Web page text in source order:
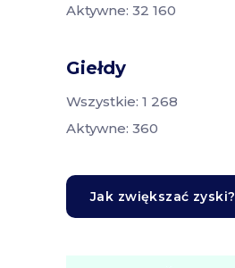
Aktywne: 32 160
Giełdy
Wszystkie: 1 268
Aktywne: 360
Jak zwiększać zyski?